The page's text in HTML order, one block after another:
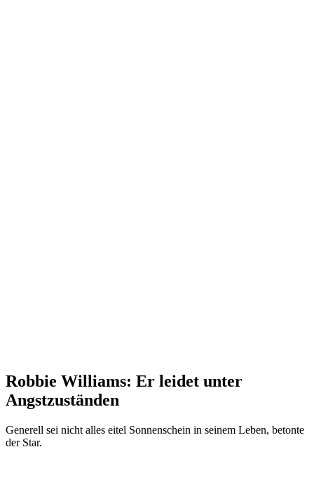
Robbie Williams: Er leidet unter
Angstzuständen
Generell sei nicht alles eitel Sonnenschein in seinem Leben, betonte
der Star.